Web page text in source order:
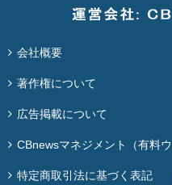
会社概要
著作権について
広告掲載について
CBnewsマネジメント（有料
特定商取引法に基づく表記